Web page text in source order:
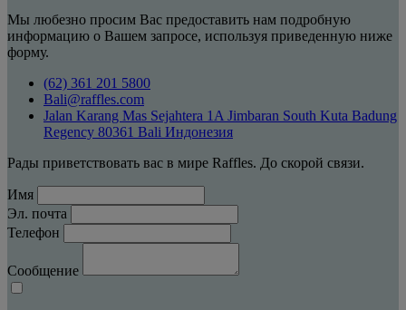
Мы любезно просим Вас предоставить нам подробную
информацию о Вашем запросе, используя приведенную ниже
форму.
(62) 361 201 5800
Bali@raffles.com
Jalan Karang Mas Sejahtera 1A Jimbaran South Kuta Badung
Regency 80361 Bali Индонезия
Рады приветствовать вас в мире Raffles. До скорой связи.
Имя
Эл. почта
Телефон
Сообщение